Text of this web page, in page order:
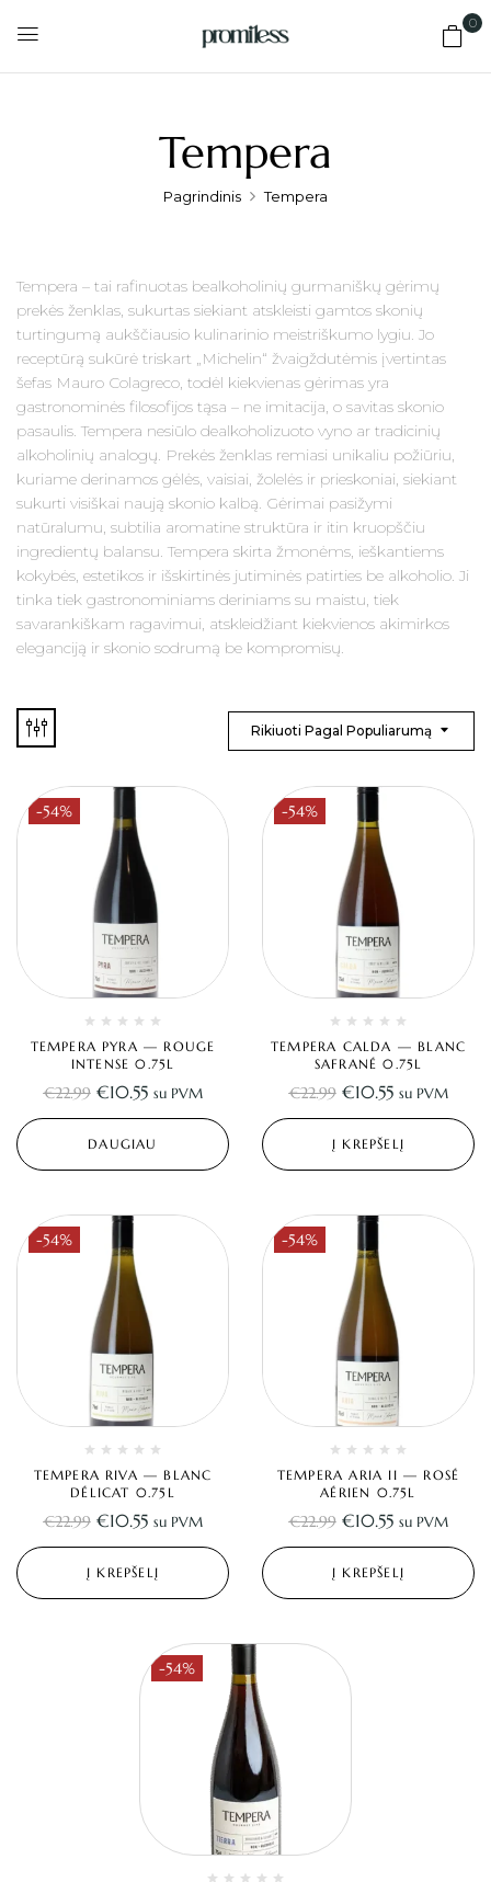
0
Tempera
Pagrindinis Tempera
Tempera – tai rafinuotas bealkoholinių gurmaniškų gėrimų
prekės ženklas, sukurtas siekiant atskleisti gamtos skonių
turtingumą aukščiausio kulinarinio meistriškumo lygiu. Jo
receptūrą sukūrė triskart „Michelin“ žvaigždutėmis įvertintas
šefas Mauro Colagreco, todėl kiekvienas gėrimas yra
gastronominės filosofijos tąsa – ne imitacija, o savitas skonio
pasaulis. Tempera nesiūlo dealkoholizuoto vyno ar tradicinių
alkoholinių analogų. Prekės ženklas remiasi unikaliu požiūriu,
kuriame derinamos gėlės, vaisiai, žolelės ir prieskoniai, siekiant
sukurti visiškai naują skonio kalbą. Gėrimai pasižymi
natūralumu, subtilia aromatine struktūra ir itin kruopščiu
ingredientų balansu. Tempera skirta žmonėms, ieškantiems
kokybės, estetikos ir išskirtinės jutiminės patirties be alkoholio. Ji
tinka tiek gastronominiams deriniams su maistu, tiek
savarankiškam ragavimui, atskleidžiant kiekvienos akimirkos
eleganciją ir skonio sodrumą be kompromisų.
Rikiuoti Pagal Populiarumą
-54%
TEMPERA PYRA — ROUGE
INTENSE 0.75L
€22.99 €10.55 su PVM
DAUGIAU
-54%
TEMPERA CALDA — BLANC
SAFRANÉ 0.75L
€22.99 €10.55 su PVM
Į KREPŠELĮ
-54%
TEMPERA RIVA — BLANC
DÉLICAT 0.75L
€22.99 €10.55 su PVM
Į KREPŠELĮ
-54%
TEMPERA ARIA II — ROSÉ
AÉRIEN 0.75L
€22.99 €10.55 su PVM
Į KREPŠELĮ
-54%